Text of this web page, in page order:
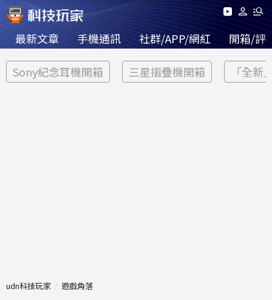
最新文章 手機通訊 社群/APP/網紅 開箱/評
Sony紀念耳機開箱 三星摺疊機開箱 「全新
udn科技玩家 遊戲角落